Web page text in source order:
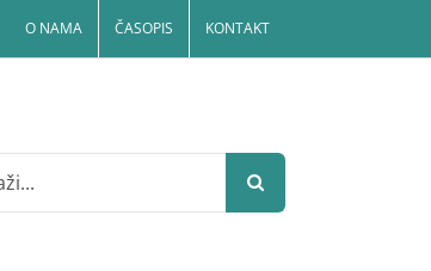
O NAMA ČASOPIS KONTAKT